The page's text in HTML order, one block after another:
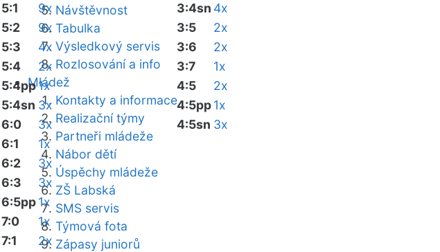
Návštěvnost
Tabulka
Výsledkový servis
Rozlosování a info
Mládež
Kontakty a informace
Realizační týmy
Partneři mládeže
Nábor dětí
Úspěchy mládeže
ZŠ Labská
SMS servis
Týmová fota
Zápasy juniorů
5:1
9x
5:2
9x
5:3
4x
5:4
2x
5:4pp1x
5:4sn 3x
6:0
3x
6:1
1x
6:2
3x
6:3
3x
6:5pp1x
7:0
1x
7:1
2x
3:4sn 4x
3:5
2x
3:6
2x
3:7
1x
4:5
2x
4:5pp1x
4:5sn 3x